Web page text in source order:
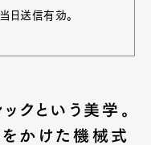
日送信有効。
クという美学。
かけた機械式